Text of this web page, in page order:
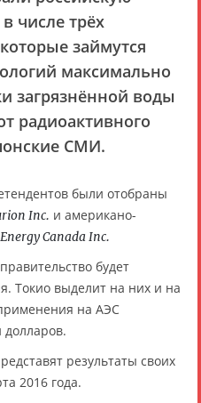
числе трёх
займутся
максимально
загрязнённой воды
радиоактивного
СМИ.
были отобраны
Inc. и американо-
Canada Inc.
будет
Токио выделит на них и на
на АЭС
долларов.
результаты своих
2016 года.